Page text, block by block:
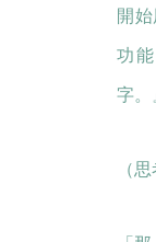
開
功
字。
（思